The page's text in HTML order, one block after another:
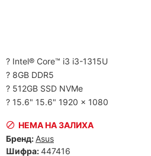
? Intel® Core™ i3 i3-1315U
? 8GB DDR5
? 512GB SSD NVMe
? 15.6" 15.6" 1920 x 1080
НЕМА НА ЗАЛИХА
Бренд: Asus
Шифра:447416